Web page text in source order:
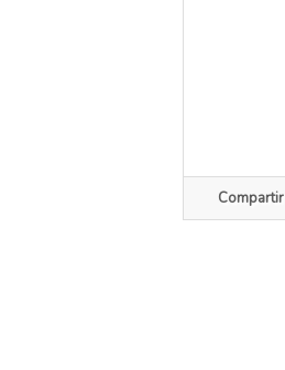
Compartir